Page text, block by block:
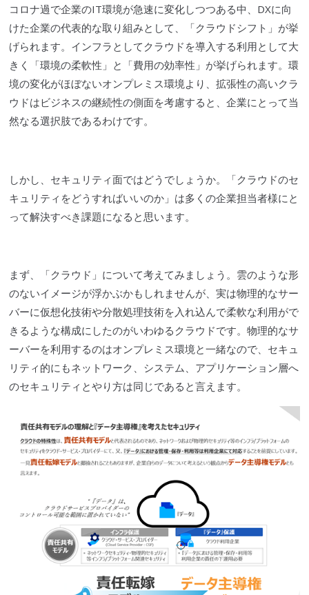
コロナ過で企業のIT環境が急速に変化しつつある中、DXに向
けた企業の代表的な取り組みとして、「クラウドシフト」が挙
げられます。インフラとして クラウド を導入する利用として大
きく「環境の柔軟性」と「費用の効率性」が挙げられます。環
境の変化がほぼないオンプレミス環境より、拡張性の高いクラ
ウドはビジネスの継続性の側面を考慮すると、企業にとって当
然なる選択肢であるわけです。
しかし、セキュリティ面ではどうでしょうか。「クラウドのセ
キュリティをどうすればいいのか」は多くの企業担当者様にと
って解決すべき課題になると思います。
まず、「クラウド 」について考えてみましょう。雲のような形
のないイメージが浮かぶかもしれませんが、実は物理的なサー
バーに仮想化技術や分散処理技術を入れ込んで柔軟な利用がで
きるような構成にしたのがいわゆる クラウドです。物理的なサ
ーバーを利用するのはオンプレミス環境と一緒なので、セキュ
リティ的にもネットワーク、システム、アプリケーション層へ
のセキュリティとやり方は同じであると言えます。